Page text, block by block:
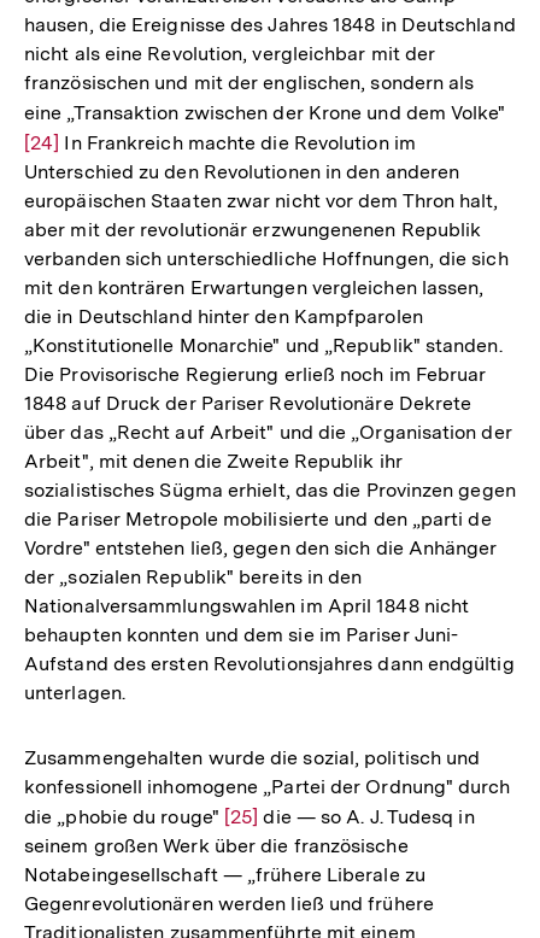
hausen, die Ereignisse des Jahres 1848 in Deutschland
nicht als eine Revolution, vergleichbar mit der
französischen und mit der englischen, sondern als
eine „Transaktion zwischen der Krone und dem Volke"
[24] In Frankreich machte die Revolution im
Unterschied zu den Revolutionen in den anderen
europäischen Staaten zwar nicht vor dem Thron halt,
aber mit der revolutionär erzwungenenen Republik
verbanden sich unterschiedliche Hoffnungen, die sich
mit den konträren Erwartungen vergleichen lassen,
die in Deutschland hinter den Kampfparolen
„Konstitutionelle Monarchie" und „Republik" standen.
Die Provisorische Regierung erließ noch im Februar
1848 auf Druck der Pariser Revolutionäre Dekrete
über das „Recht auf Arbeit" und die „Organisation der
Arbeit", mit denen die Zweite Republik ihr
sozialistisches Sügma erhielt, das die Provinzen gegen
die Pariser Metropole mobilisierte und den „parti de
Vordre" entstehen ließ, gegen den sich die Anhänger
der „sozialen Republik" bereits in den
Nationalversammlungswahlen im April 1848 nicht
behaupten konnten und dem sie im Pariser Juni-
Aufstand des ersten Revolutionsjahres dann endgültig
unterlagen.
Zusammengehalten wurde die sozial, politisch und
konfessionell inhomogene „Partei der Ordnung" durch
die „phobie du rouge" Zur
Auflösung
der
Fußnote
[25] die — so A. J. Tudesq in
seinem großen Werk über die französische
Notabeingesellschaft — „frühere Liberale zu
Gegenrevolutionären werden ließ und frühere
Traditionalisten zusammenführte mit einem